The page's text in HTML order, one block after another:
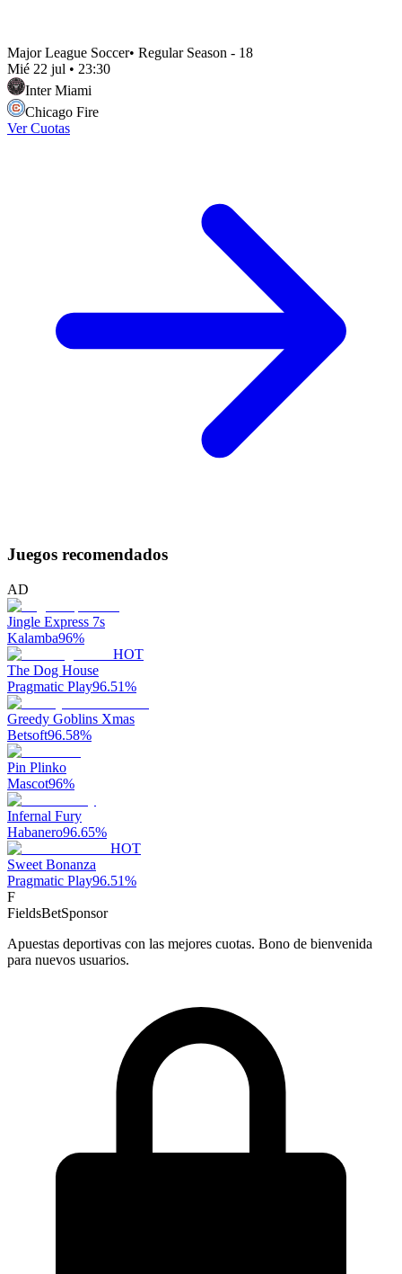
Major League Soccer• Regular Season - 18
Mié 22 jul • 23:30
Inter Miami
Chicago Fire
Ver Cuotas
Juegos recomendados
AD
Jingle Express 7s
Kalamba96%
HOT
The Dog House
Pragmatic Play96.51%
Greedy Goblins Xmas
Betsoft96.58%
Pin Plinko
Mascot96%
Infernal Fury
Habanero96.65%
HOT
Sweet Bonanza
Pragmatic Play96.51%
F
FieldsBetSponsor
Apuestas deportivas con las mejores cuotas. Bono de bienvenida
para nuevos usuarios.